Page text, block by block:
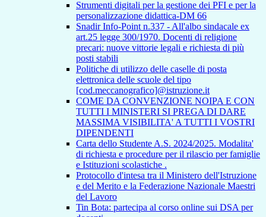
Strumenti digitali per la gestione dei PFI e per la
personalizzazione didattica-DM 66
Snadir Info-Point n.337 - All'albo sindacale ex
art.25 legge 300/1970. Docenti di religione
precari: nuove vittorie legali e richiesta di più
posti stabili
Politiche di utilizzo delle caselle di posta
elettronica delle scuole del tipo
[cod.meccanografico]@istruzione.it
COME DA CONVENZIONE NOIPA E CON
TUTTI I MINISTERI SI PREGA DI DARE
MASSIMA VISIBILITA' A TUTTI I VOSTRI
DIPENDENTI
Carta dello Studente A.S. 2024/2025. Modalita'
di richiesta e procedure per il rilascio per famiglie
e Istituzioni scolastiche .
Protocollo d'intesa tra il Ministero dell'Istruzione
e del Merito e la Federazione Nazionale Maestri
del Lavoro
Tin Bota: partecipa al corso online sui DSA per